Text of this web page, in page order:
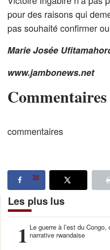
pour des raisons qui
pas souhaité confirmer
Marie Josée
www.jambonews.net
Commentaires
commentaires
38
Les plus lus
1 Le guerre à l’est du Congo,
narrative rwandaise